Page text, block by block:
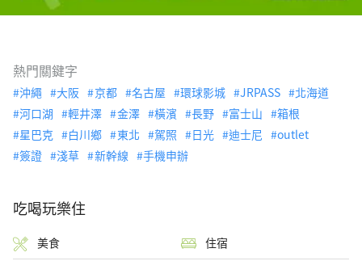
熱門關鍵字
沖繩 大阪 京都 名古屋 環球影城 JRPASS
北海道
河口湖
輕井澤 金澤 橫濱 長野 富士山
箱根
星巴克
白川鄉 東北 駕照 日光 迪士尼
outlet
簽證
淺草 新幹線 手機申辦
吃喝玩樂住
美食 住宿